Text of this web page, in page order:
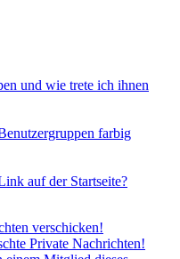
und wie trete ich ihnen
farbig
auf der Startseite?
verschicken!
Private Nachrichten!